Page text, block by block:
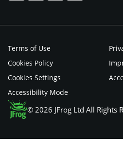
© 2026 JFrog Ltd All Rights
Terms of Use
Cookies Policy
Cookies Settings
Accessibility Mode